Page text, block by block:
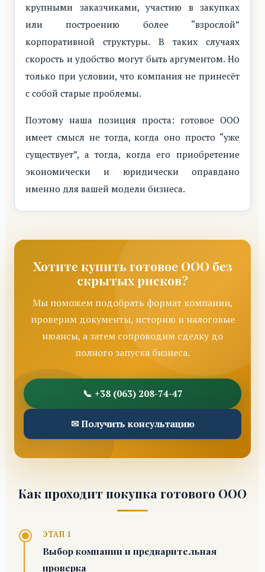
крупными заказчиками, участию в закупках
или построению более “взрослой”
корпоративной структуры. В таких случаях
скорость и удобство могут быть аргументом. Но
только при условии, что компания не принесёт
с собой старые проблемы.
Поэтому наша позиция проста: готовое ООО
имеет смысл не тогда, когда оно просто “уже
существует”, а тогда, когда его приобретение
экономически и юридически оправдано
именно для вашей модели бизнеса.
Хотите купить готовое ООО без
скрытых рисков?
Мы поможем подобрать формат компании,
проверим документы, историю и налоговые
нюансы, а затем сопроводим сделку до
полного запуска бизнеса.
📞 +38 (063) 208-74-47
✉ Получить консультацию
Как проходит покупка готового ООО
ЭТАП 1
Выбор компании и предварительная
проверка